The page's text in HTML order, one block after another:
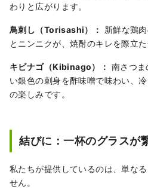
わりと広がります。
鳥刺し（Torisashi）：
新鮮な鶏
とニンニクが、焼酎のキレを際立
キビナゴ（Kibinago）： 南さつま
い銀色の刺身を酢味噌で味わい、
の楽しみです。
結びに：一杯のグラスが
私たちが提供しているのは、単な
せん。